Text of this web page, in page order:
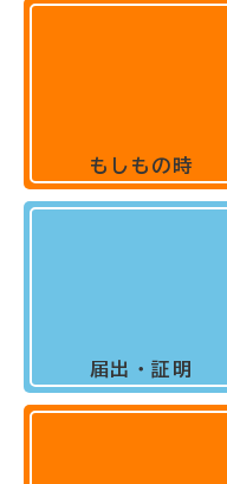
もしもの時
届出・証明